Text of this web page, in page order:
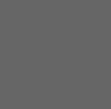
120 g/km, Kraftstoffverbrauch